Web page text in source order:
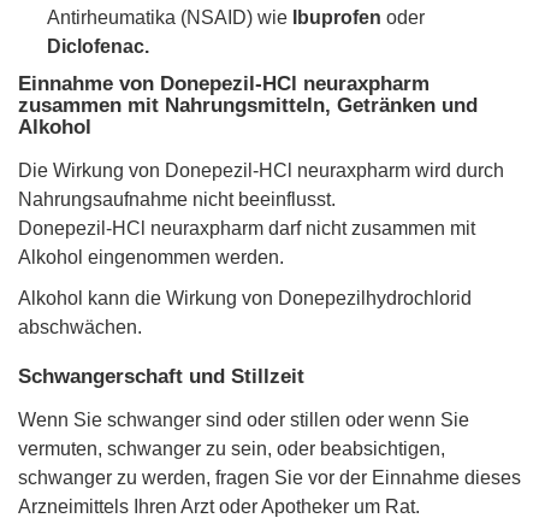
Antirheumatika (NSAID) wie
Ibuprofen oder
Diclofenac.
Einnahme von Donepezil-HCl neuraxpharm
zusammen mit Nahrungsmitteln, Getränken und
Alkohol
Die Wirkung von Donepezil-HCl neuraxpharm wird durch
Nahrungsaufnahme nicht beeinflusst.
Donepezil-HCl neuraxpharm darf nicht zusammen mit
Alkohol eingenommen werden.
Alkohol kann die Wirkung von Donepezilhydrochlorid
abschwächen.
Schwangerschaft und Stillzeit
Wenn Sie schwanger sind oder stillen oder wenn Sie
vermuten, schwanger zu sein, oder beabsichtigen,
schwanger zu werden, fragen Sie vor der Einnahme dieses
Arzneimittels Ihren Arzt oder Apotheker um Rat.